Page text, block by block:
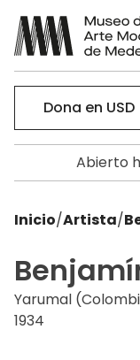
Dona en USD
Abierto
Inicio/Artista/
Yarumal
1934